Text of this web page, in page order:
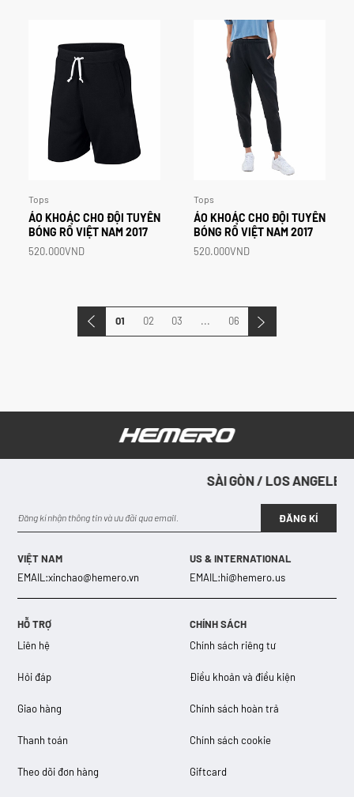
Tops
ÁO KHOÁC CHO ĐỘI TUYỂN
BÓNG RỔ VIỆTNAM2017
520.000VND
Tops
ÁO KHOÁC CHO ĐỘI TUYỂN
BÓNG RỔ VIỆTNAM2017
520.000VND
01 02 03 ... 06
SÀI GÒN / LOS ANGELES /
ĐĂNG KÍ
VIỆT NAM
EMAIL:xinchao@hemero.vn
US & INTERNATIONAL
EMAIL:hi@hemero.us
HỖ TRỢ
Liên hệ
Hỏi đáp
Giao hàng
Thanh toán
Theo dõi đơn hàng
CHÍNH SÁCH
Chính sách riêng tư
Điều khoản và điều kiện
Chính sách hoàn trả
Chính sách cookie
Giftcard